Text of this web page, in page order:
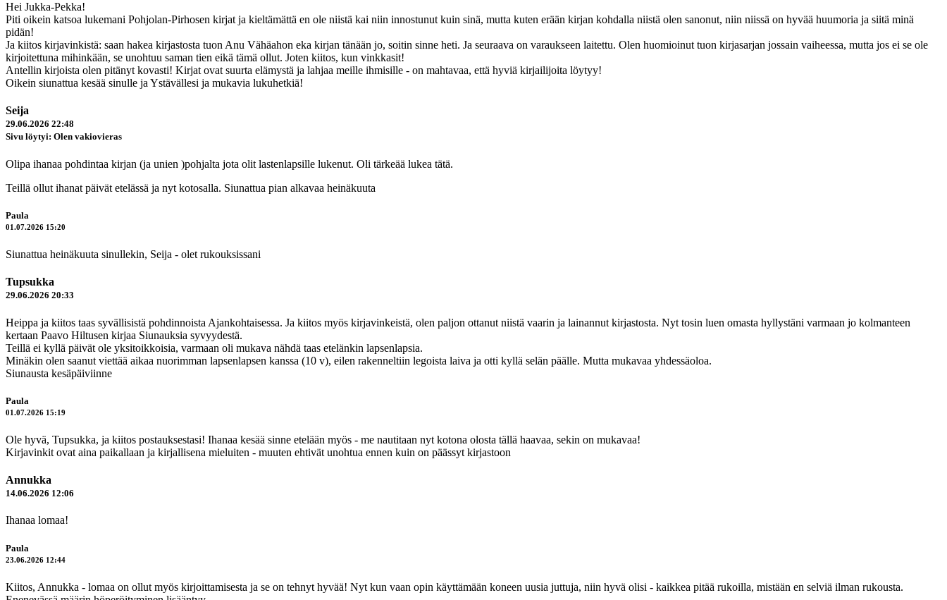
Hei Jukka-Pekka!
Piti oikein katsoa lukemani Pohjolan-Pirhosen kirjat ja kieltämättä en ole niistä kai niin innostunut kuin sinä, mutta kuten erään kirjan kohdalla niistä olen sanonut, niin niissä on hyvää huumoria ja siitä minä
pidän!
Ja kiitos kirjavinkistä: saan hakea kirjastosta tuon Anu Vähäahon eka kirjan tänään jo, soitin sinne heti. Ja seuraava on varaukseen laitettu. Olen huomioinut tuon kirjasarjan jossain vaiheessa, mutta jos ei se ole
kirjoitettuna mihinkään, se unohtuu saman tien eikä tämä ollut. Joten kiitos, kun vinkkasit!
Antellin kirjoista olen pitänyt kovasti! Kirjat ovat suurta elämystä ja lahjaa meille ihmisille - on mahtavaa, että hyviä kirjailijoita löytyy!
Oikein siunattua kesää sinulle ja Ystävällesi ja mukavia lukuhetkiä!
Seija
29.06.2026 22:48
Sivu löytyi: Olen vakiovieras
Olipa ihanaa pohdintaa kirjan (ja unien )pohjalta jota olit lastenlapsille lukenut. Oli tärkeää lukea tätä.
Teillä ollut ihanat päivät etelässä ja nyt kotosalla. Siunattua pian alkavaa heinäkuuta
Paula
01.07.2026 15:20
Siunattua heinäkuuta sinullekin, Seija - olet rukouksissani
Tupsukka
29.06.2026 20:33
Heippa ja kiitos taas syvällisistä pohdinnoista Ajankohtaisessa. Ja kiitos myös kirjavinkeistä, olen paljon ottanut niistä vaarin ja lainannut kirjastosta. Nyt tosin luen omasta hyllystäni varmaan jo kolmanteen
kertaan Paavo Hiltusen kirjaa Siunauksia syvyydestä.
Teillä ei kyllä päivät ole yksitoikkoisia, varmaan oli mukava nähdä taas etelänkin lapsenlapsia.
Minäkin olen saanut viettää aikaa nuorimman lapsenlapsen kanssa (10 v), eilen rakenneltiin legoista laiva ja otti kyllä selän päälle. Mutta mukavaa yhdessäoloa.
Siunausta kesäpäiviinne
Paula
01.07.2026 15:19
Ole hyvä, Tupsukka, ja kiitos postauksestasi! Ihanaa kesää sinne etelään myös - me nautitaan nyt kotona olosta tällä haavaa, sekin on mukavaa!
Kirjavinkit ovat aina paikallaan ja kirjallisena mieluiten - muuten ehtivät unohtua ennen kuin on päässyt kirjastoon
Annukka
14.06.2026 12:06
Ihanaa lomaa!
Paula
23.06.2026 12:44
Kiitos, Annukka - lomaa on ollut myös kirjoittamisesta ja se on tehnyt hyvää! Nyt kun vaan opin käyttämään koneen uusia juttuja, niin hyvä olisi - kaikkea pitää rukoilla, mistään en selviä ilman rukousta.